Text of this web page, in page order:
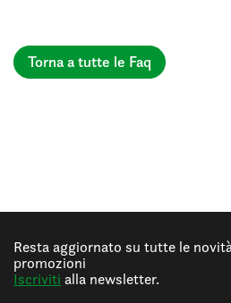
Torna a tutte le Faq
Resta aggiornato su tutte le
promozioni
Iscriviti alla newsletter.